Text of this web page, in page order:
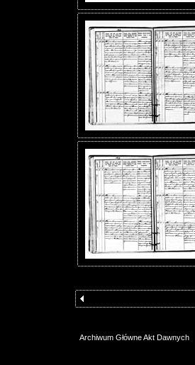
Archiwum Główne Akt Dawnych